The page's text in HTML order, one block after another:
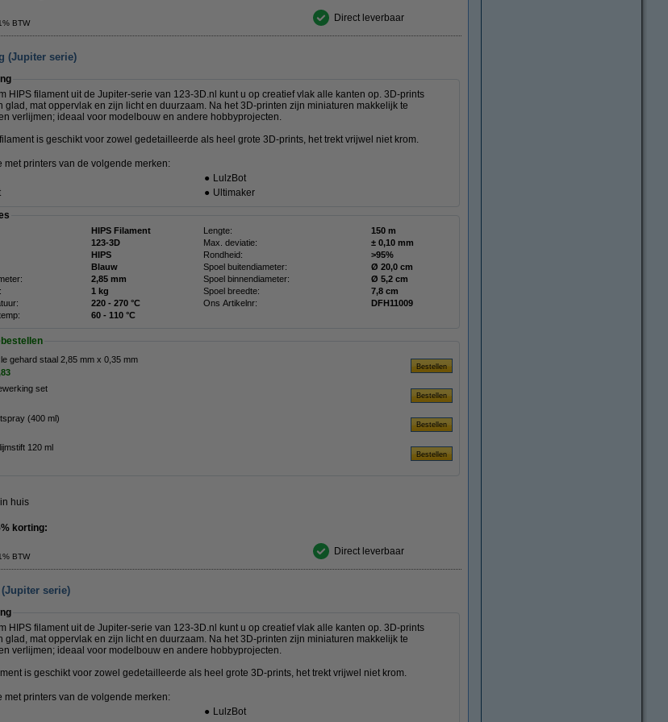
BTW Direct leverbaar
(Jupiter serie)
HIPS filament uit de Jupiter-serie van 123-3D.nl kunt u op creatief vlak alle kanten op. 3D-prints
glad, mat oppervlak en zijn licht en duurzaam. Na het 3D-printen zijn miniaturen makkelijk te
verlijmen; ideaal voor modelbouw en andere hobbyprojecten.
is geschikt voor zowel gedetailleerde als heel grote 3D-prints, het trekt vrijwel niet krom.
met printers van de volgende merken:
● LulzBot
● Ultimaker
HIPS Filament Lengte:
150 m
123-3D Max. deviatie:
± 0,10 mm
HIPS Rondheid:
>95%
Blauw Spoel buitendiameter:
Ø 20,0 cm
2,85 mm Spoel binnendiameter:
Ø 5,2 cm
1 kg Spoel breedte:
7,8 cm
220 - 270 °C Ons Artikelnr:
DFH11009
60 - 110 °C
gehard staal 2,85 mm x 0,35 mm
set
(400 ml)
120 ml
huis
korting:
BTW Direct leverbaar
serie)
HIPS filament uit de Jupiter-serie van 123-3D.nl kunt u op creatief vlak alle kanten op. 3D-prints
glad, mat oppervlak en zijn licht en duurzaam. Na het 3D-printen zijn miniaturen makkelijk te
verlijmen; ideaal voor modelbouw en andere hobbyprojecten.
is geschikt voor zowel gedetailleerde als heel grote 3D-prints, het trekt vrijwel niet krom.
met printers van de volgende merken:
● LulzBot